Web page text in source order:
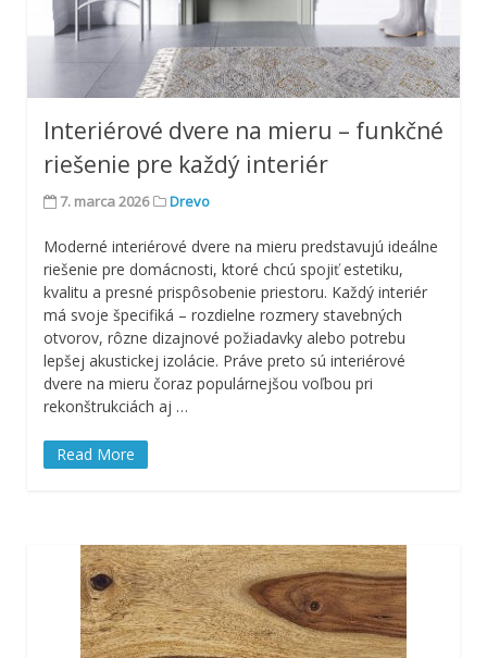
Interiérové dvere na mieru – funkčné
riešenie pre každý interiér
7. marca 2026 Drevo
Moderné interiérové dvere na mieru predstavujú ideálne
riešenie pre domácnosti, ktoré chcú spojiť estetiku,
kvalitu a presné prispôsobenie priestoru. Každý interiér
má svoje špecifiká – rozdielne rozmery stavebných
otvorov, rôzne dizajnové požiadavky alebo potrebu
lepšej akustickej izolácie. Práve preto sú interiérové
dvere na mieru čoraz populárnejšou voľbou pri
rekonštrukciách aj …
Read More